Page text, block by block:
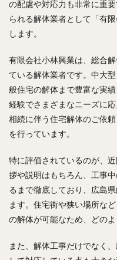
の配慮や対応力も非常に重
られる解体業者として「有
します。
有限会社小林興業は、総合
ている解体業者です。中大
般住宅の解体まで豊富な実
経験でさまざまなニーズに
相続に伴う住宅解体のご依
を行っています。
特に評価されているのが、
拶や説明はもちろん、工事
るまで徹底しており、広島
ます。住宅街や狭い場所な
の解体が可能なため、どの
また、解体工事だけでなく